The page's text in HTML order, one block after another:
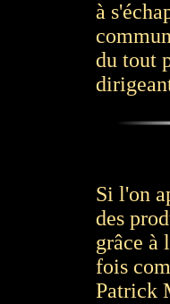
à
du tout
Si l'on
des
grâce à
fois
Patrick